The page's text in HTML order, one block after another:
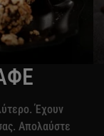
Έχουν
Απολαύστε